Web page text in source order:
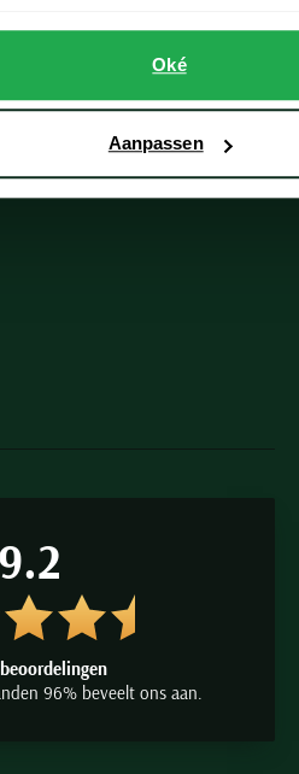
Oké
Aanpassen
9.2
96% beveelt ons aan.